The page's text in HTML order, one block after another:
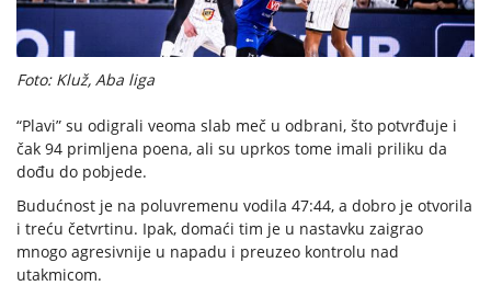
Foto: Kluž, Aba liga
“Plavi” su odigrali veoma slab meč u odbrani, što potvrđuje i
čak 94 primljena poena, ali su uprkos tome imali priliku da
dođu do pobjede.
Budućnost je na poluvremenu vodila 47:44, a dobro je otvorila
i treću četvrtinu. Ipak, domaći tim je u nastavku zaigrao
mnogo agresivnije u napadu i preuzeo kontrolu nad
utakmicom.